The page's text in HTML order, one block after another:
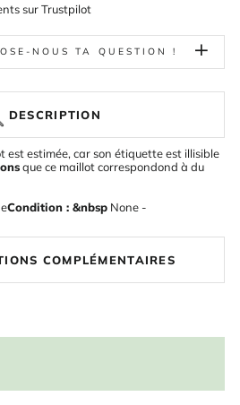
sur Trustpilot
NOUS TA QUESTION !
DESCRIPTION
est estimée, car son étiquette est illisible
que ce maillot correspondond à du
Condition : &nbsp None -
COMPLÉMENTAIRES